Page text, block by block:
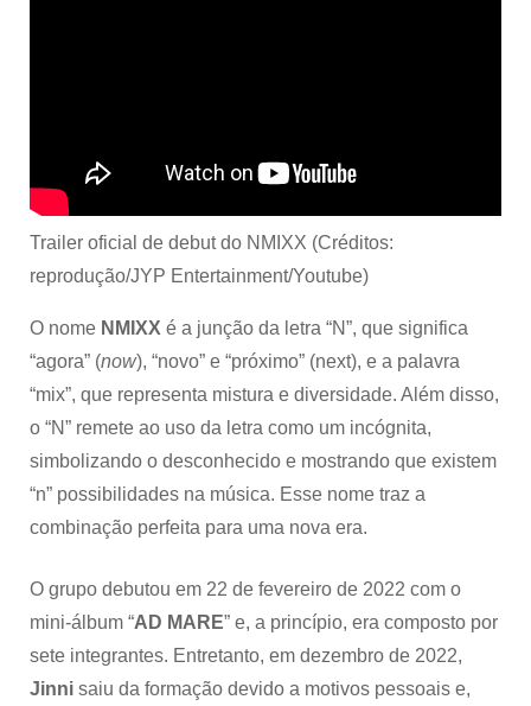
Trailer oficial de debut do NMIXX (Créditos:
reprodução/JYP Entertainment/Youtube)
O nome NMIXX é a junção da letra “N”, que significa
“agora” (now), “novo” e “próximo” (next), e a palavra
“mix”, que representa mistura e diversidade. Além disso,
o “N” remete ao uso da letra como um incógnita,
simbolizando o desconhecido e mostrando que existem
“n” possibilidades na música. Esse nome traz a
combinação perfeita para uma nova era.
O grupo debutou em 22 de fevereiro de 2022 com o
mini-álbum “AD MARE” e, a princípio, era composto por
sete integrantes. Entretanto, em dezembro de 2022,
Jinni saiu da formação devido a motivos pessoais e,